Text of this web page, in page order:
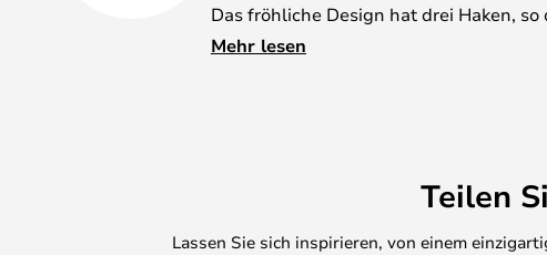
Das fröhliche Design hat drei Haken,
Gegenstände haben. Wenn der Haken
Mehr lesen
Teilen
Lassen Sie sich inspirieren, von einem